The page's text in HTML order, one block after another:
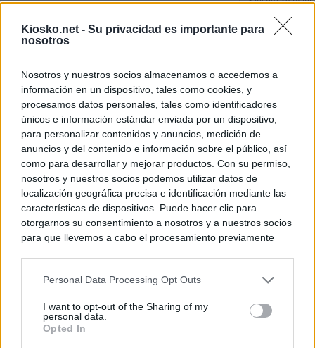
Kiosko.net - Su privacidad es importante para
nosotros
Nosotros y nuestros socios almacenamos o accedemos a
información en un dispositivo, tales como cookies, y
procesamos datos personales, tales como identificadores
únicos e información estándar enviada por un dispositivo,
para personalizar contenidos y anuncios, medición de
anuncios y del contenido e información sobre el público, así
como para desarrollar y mejorar productos. Con su permiso,
nosotros y nuestros socios podemos utilizar datos de
localización geográfica precisa e identificación mediante las
características de dispositivos. Puede hacer clic para
otorgarnos su consentimiento a nosotros y a nuestros socios
para que llevemos a cabo el procesamiento previamente
negar su consentimiento. Tenga en cuenta que algún
de su consentimiento, pero usted tiene el derecho de
rechazar tal procesamiento. Sus preferencias se aplicarán
Personal Data Processing Opt Outs
I want to opt-out of the Sharing of my
personal data.
Opted In
Sánchez
© Kiosko.net Aviso Legal Privacidad y Cookies